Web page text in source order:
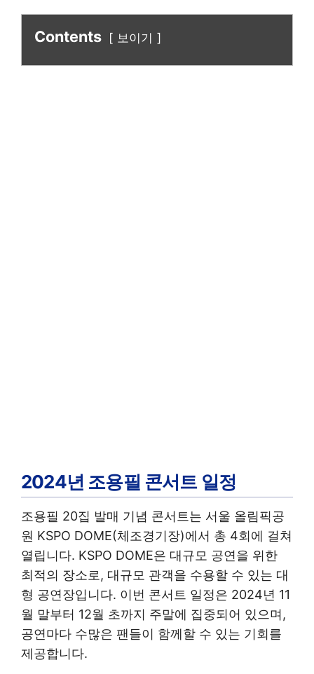
Contents 보이기
2024년 조용필 콘서트 일정
조용필 20집 발매 기념 콘서트는 서울 올림픽공
원 KSPO DOME(체조경기장)에서 총 4회에 걸쳐
열립니다. KSPO DOME은 대규모 공연을 위한
최적의 장소로, 대규모 관객을 수용할 수 있는 대
형 공연장입니다. 이번 콘서트 일정은 2024년 11
월 말부터 12월 초까지 주말에 집중되어 있으며,
공연마다 수많은 팬들이 함께할 수 있는 기회를
제공합니다.